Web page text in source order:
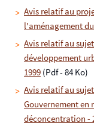
Avis relatif au
l'aménagement
Avis relatif au
développement
1999 (Pdf - 84 Ko)
Avis relatif au
Gouvernement
déconcentration -